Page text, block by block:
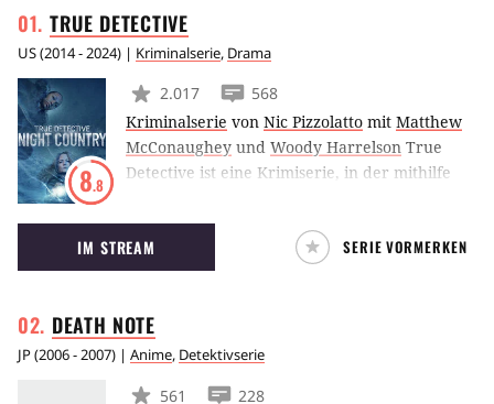
TRUE DETECTIVE
US(2014 - 2024) | Kriminalserie, Drama
8.8
2.017
568
Kriminalserie von Nic Pizzolatto mit Matthew
McConaughey und Woody Harrelson True
Detective ist eine Krimiserie, in der mithilfe
Blickwinkeln eine 17 Jahre zurückliegende
Mordserie aufgeklärt werden soll. Die beiden
Ermittler der ersten Staffel, die Jagd auf den
McConaughey und Woody Harrelson gespielt.
IM STREAM SERIE VORMERKEN
DEATH NOTE
JP(2006 - 2007) | Anime, Detektivserie
561
228